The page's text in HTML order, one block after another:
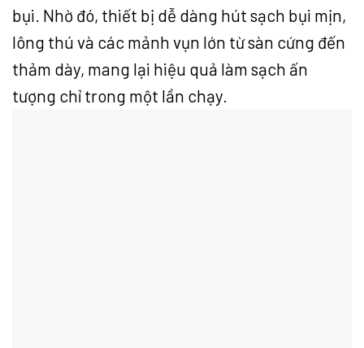
bụi. Nhờ đó, thiết bị dễ dàng hút sạch bụi mịn,
lông thú và các mảnh vụn lớn từ sàn cứng đến
thảm dày, mang lại hiệu quả làm sạch ấn
tượng chỉ trong một lần chạy.